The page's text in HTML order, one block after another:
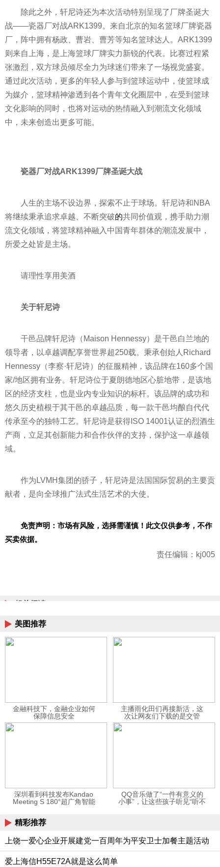
除此之外，轩尼诗还为本次活动特别呈现了厂牌圣诞大
战——瓷器厂对战ARK1399。来自北京的知名篮球厂牌瓷器
厂，阵中拥有杨政、曹岩、曹芳等知名篮球达人。ARK1399
则来自上海，是上海篮球厂牌实力新锐的代表。比赛过程紧
张激烈，双方球员倾尽全力为球迷们带来了一场视觉盛宴。
通过此次活动，更多的年轻人参与到篮球运动中，使篮球成
为媒介，篮球精神渗透到各个青年文化圈层中，在受到篮球
文化影响的同时，也将对运动的热情融入到潮流文化领域
中，未来创造出更多可能。
瓷器厂对战ARK1399厂牌圣诞大战
人生的主场不设边界，探索不止于球场。轩尼诗和NBA
将继续秉承追求卓越、不断突破的共同价值观，携手助力潮
流文化领域，将篮球精神融入中国青年群体的潮流发展中，
所爱之处皆是主场。
请理性享用美酒
关于轩尼诗
干邑品牌轩尼诗（Maison Hennessy）是干邑白兰地的
领导者，以卓越调配享誉世界超250载。秉承创始人Richard
Hennessy（李察·轩尼诗）的征服精神 ，该品牌在160多个国
家/地区拥有业务。轩尼诗位于夏朗德地区心脏地带，是该地
区的经济支柱，也是业内专业知识的标杆。该品牌的成功和
悠久历史植根于其干邑的卓越品质，每一款干邑均酿自代代
传承至今的独特工艺。轩尼诗是获得ISO 14001认证的烈酒生
产商，立足其创新能力和合作伙伴的支持，保护这一卓越领
域。
作为LVMH集团的骄子，轩尼诗是法国国际贸易的主要贡
献者，是向全球推广法式生活艺术的大使。
免责声明：市场有风险，选择需谨慎！此文仅供参考，不作
买卖依据。
责任编辑：kj005
相关阅读
美图推荐
金融科技下，金融企业如何
保障信息安全
主播雨化田们再接新活，这
次让网友们下载的是交管
12123APP
深圳看到科技发布Kandao
Meeting S 180°超广角智能
QQ音乐做了“一件有意义的
小事”，让这些孩子听见“听不
精彩推荐
上饶一爱心企业开展建党一百周年为平安卫士加餐主题活动
爱上海信H55E72A就是这么简单